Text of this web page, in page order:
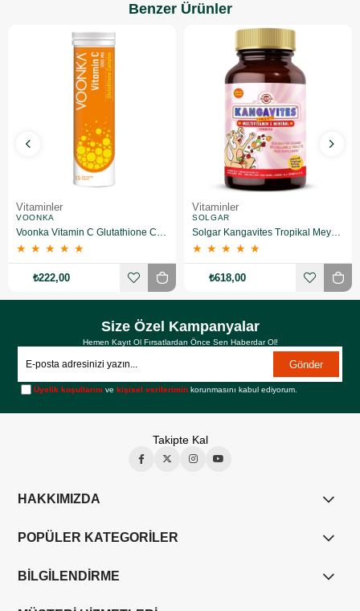
Benzer Ürünler
Vitaminler
VOONKA
Voonka Vitamin C Glutathione Complex Efervesan 15 Tablet
★ ★ ★ ★ ★
₺222,00
Vitaminler
SOLGAR
Solgar Kangavites Tropikal Meyve Aromalı 60 Tablet
★ ★ ★ ★ ★
₺618,00
Size Özel Kampanyalar
Hemen Kayıt Ol Fırsatlardan Önce Sen Haberdar Ol!
Gönder
Üyelik koşullarını vekişisel verilerimin korunmasını kabul ediyorum.
Takipte Kal
HAKKIMIZDA
POPÜLER KATEGORİLER
BİLGİLENDİRME